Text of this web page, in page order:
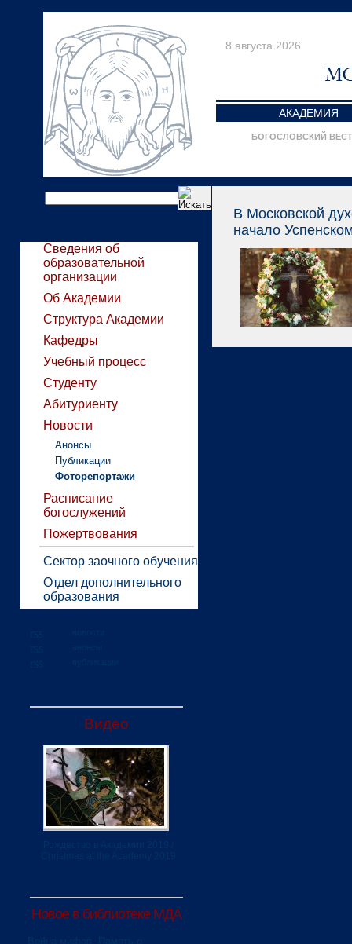
8 августа 2026
АКАДЕМИЯ
БОГОСЛОВСКИЙ
Сведения об
образовательной
организации
Об Академии
Структура Академии
Кафедры
Учебный процесс
Студенту
Абитуриенту
Новости
Анонсы
Публикации
Фоторепортажи
Расписание
богослужений
Пожертвования
Сектор заочного обучения
Отдел дополнительного
образования
Видео
Новое в библиотеке МДА
В Московской
начало